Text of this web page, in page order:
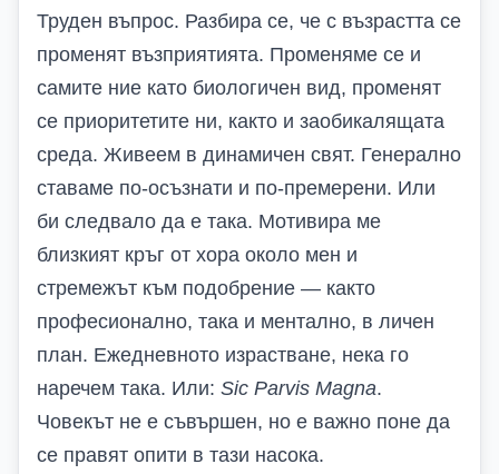
Труден въпрос. Разбира се, че с възрастта се
променят възприятията. Променяме се и
самите ние като биологичен вид, променят
се приоритетите ни, както и заобикалящата
среда. Живеем в динамичен свят. Генерално
ставаме по-осъзнати и по-премерени. Или
би следвало да е така. Мотивира ме
близкият кръг от хора около мен и
стремежът към подобрение — както
професионално, така и ментално, в личен
план. Ежедневното израстване, нека го
наречем така. Или: Sic Parvis Magna.
Човекът не е съвършен, но е важно поне да
се правят опити в тази насока.